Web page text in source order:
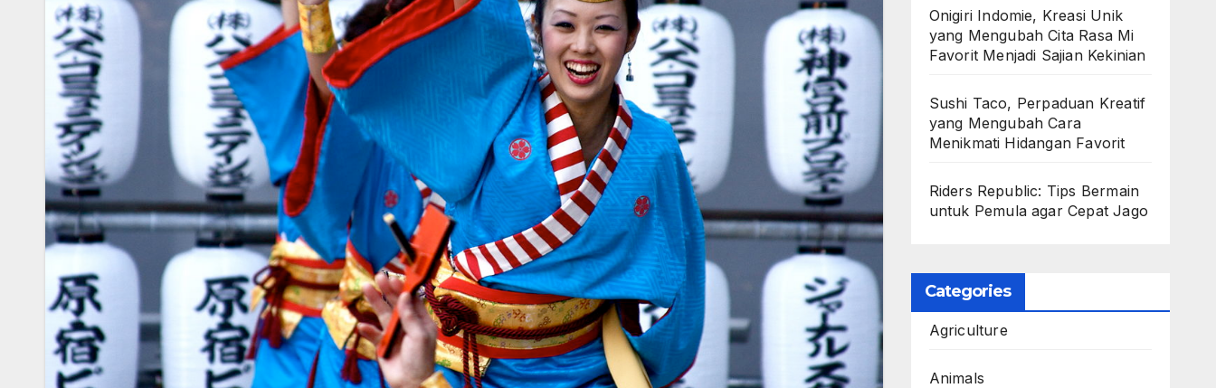
Onigiri Indomie, Kreasi Unik
yang Mengubah Cita Rasa Mi
Favorit Menjadi Sajian Kekinian
Sushi Taco, Perpaduan Kreatif
yang Mengubah Cara
Menikmati Hidangan Favorit
Riders Republic: Tips Bermain
untuk Pemula agar Cepat Jago
Categories
Agriculture
Animals